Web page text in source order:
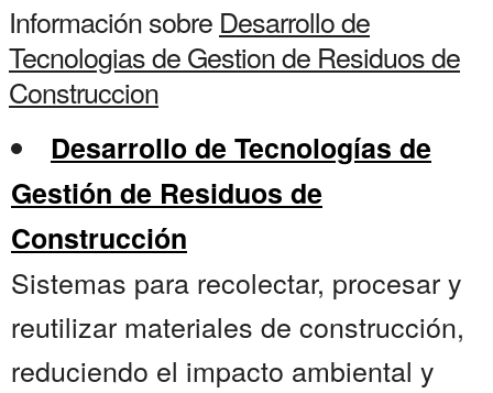
Información sobre Desarrollo de
Tecnologias de Gestion de Residuos de
Construccion
Desarrollo de Tecnologías de
Gestión de Residuos de
Construcción
Sistemas para recolectar, procesar y
reutilizar materiales de construcción,
reduciendo el impacto ambiental y